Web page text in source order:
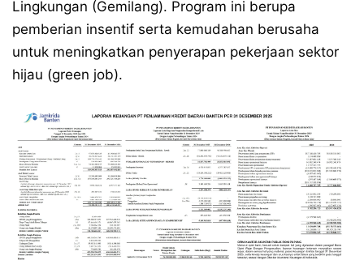
Lingkungan (Gemilang). Program ini berupa
pemberian insentif serta kemudahan berusaha
untuk meningkatkan penyerapan pekerjaan sektor
hijau (green job).